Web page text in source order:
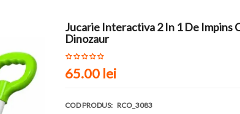
Jucarie Interactiva 2 In 1 De Impins
Dinozaur
65.00 lei
COD PRODUS: RCO_3083